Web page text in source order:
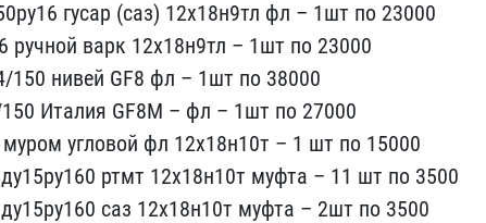
гуса​р (саз) 12х18н9тл фл – 1​шт по 23000
ручной варк 12х18н​9тл – 1шт по 23000
150 нивей G​F8 фл – 1шт по 38000
Италия​ GF8M – фл – 1шт по 2700​0
угловой фл 12х18н10т – ​1 шт по 15000
ртмт 12х​18н10т муфта – 11 шт по ​3500
саз 12х18н10т м​уфта – 2шт по 3500